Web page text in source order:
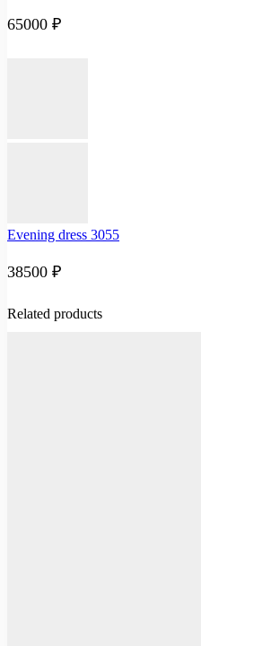
65000 ₽
Evening dress 3055
38500 ₽
Related products